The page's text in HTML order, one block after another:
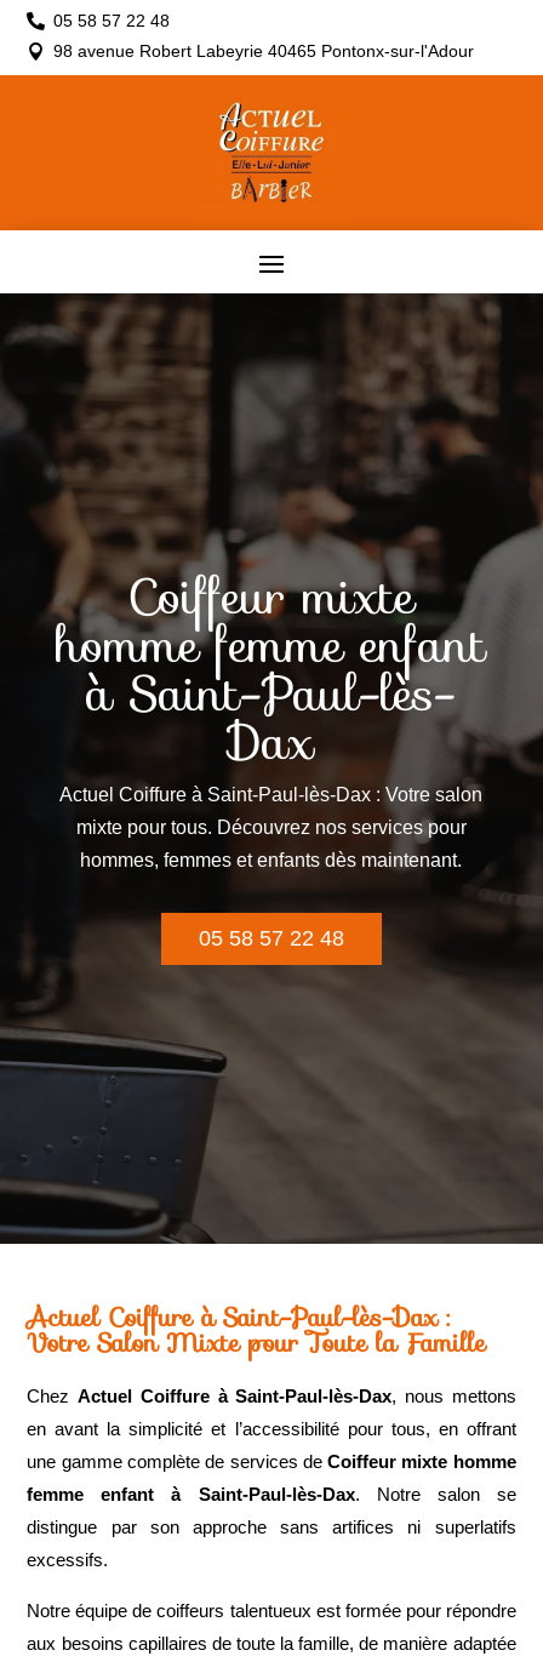
 05 58 57 22 48
 98 avenue Robert Labeyrie 40465 Pontonx-sur-l'Adour
Coiffeur mixte
homme femme enfant
à Saint-Paul-lès-
Dax
Actuel Coiffure à Saint-Paul-lès-Dax : Votre salon
mixte pour tous. Découvrez nos services pour
hommes, femmes et enfants dès maintenant.
05 58 57 22 48
Actuel Coiffure àSaint-Paul-lès-Dax:
Votre Salon Mixte pour Toute la Famille
ChezActuel Coiffure à Saint-Paul-lès-Dax, nous mettons
en avant la simplicité et l’accessibilité pour tous, en offrant
une gamme complète de services deCoiffeur mixte homme
femme enfant à Saint-Paul-lès-Dax. Notre salon se
distingue par son approche sans artifices ni superlatifs
excessifs.
Notre équipe de coiffeurs talentueux est formée pour répondre
aux besoins capillaires de toute la famille, de manière adaptée